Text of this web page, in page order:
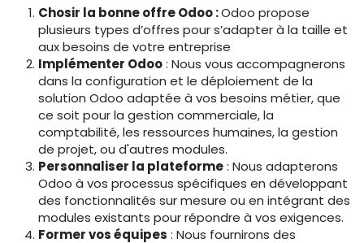
Chosir la bonne offre Odoo :Odoo propose
plusieurs types d’offres pour s’adapter à la taille et
aux besoins de votre entreprise
Implémenter Odoo: Nous vous accompagnerons
dans la configuration et le déploiement de la
solution Odoo adaptée à vos besoins métier, que
ce soit pour la gestion commerciale, la
comptabilité, les ressources humaines, la gestion
de projet, ou d'autres modules.
Personnaliser la plateforme: Nous adapterons
Odoo à vos processus spécifiques en développant
des fonctionnalités sur mesure ou en intégrant des
modules existants pour répondre à vos exigences.
Former vos équipes : Nous fournirons des